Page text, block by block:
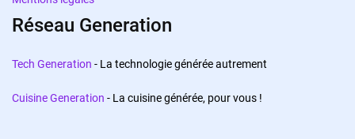
Réseau Generation
Tech Generation - La technologie générée autrement
Cuisine Generation - La cuisine générée, pour vous !